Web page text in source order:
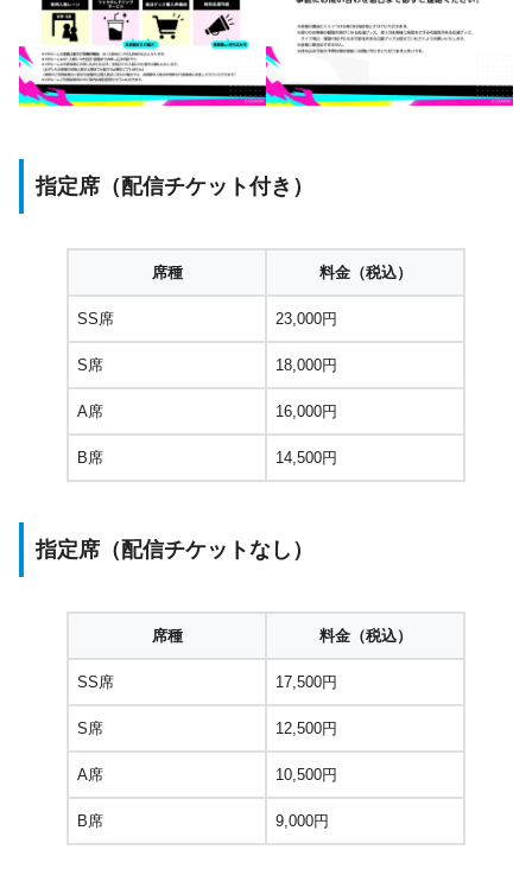
指定席（配信チケット付き）
席種 料金（税込）
SS席 23,000円
S席 18,000円
A席 16,000円
B席 14,500円
指定席（配信チケットなし）
席種 料金（税込）
SS席 17,500円
S席 12,500円
A席 10,500円
B席 9,000円